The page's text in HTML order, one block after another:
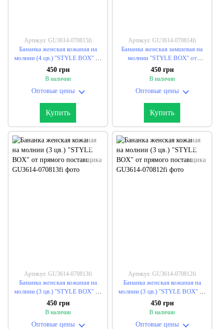
Артикул: GU3614-070815fi
Бананка женская кожаная на
молнии (4 цв.) "STYLE BOX" от
прямого поставщика
450 грн
В наличии
Оптовые цены
Купить
Артикул: GU3614-070814fi
Бананка женская замшевая на
молнии "STYLE BOX" от
прямого поставщика
450 грн
В наличии
Оптовые цены
Купить
Артикул: GU3614-070813fi
Бананка женская кожаная на
молнии (3 цв.) "STYLE BOX" от
прямого поставщика
450 грн
В наличии
Оптовые цены
Артикул: GU3614-070812fi
Бананка женская кожаная на
молнии (3 цв.) "STYLE BOX" от
прямого поставщика
450 грн
В наличии
Оптовые цены